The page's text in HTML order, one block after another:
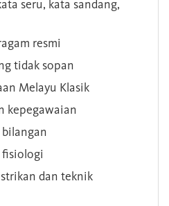
seru, kata sandang,
resmi
tidak sopan
Melayu Klasik
kepegawaian
fisiologi
dan teknik